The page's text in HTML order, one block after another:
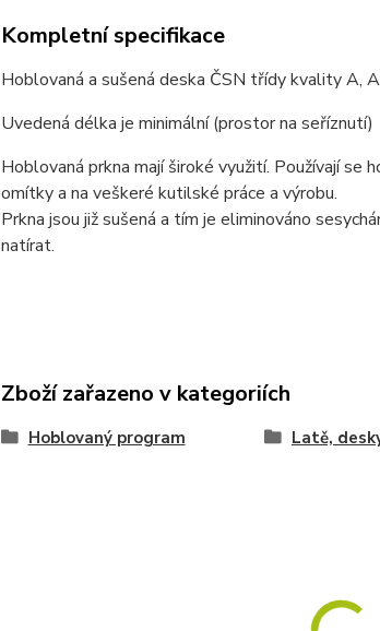
Kompletní specifikace
Hoblovaná a sušená deska ČSN třídy kvality A,
Uvedená délka je minimální (prostor na seříznutí)
Hoblovaná prkna mají široké využití. Používají
omítky a na veškeré kutilské práce a výrobu.
Prkna jsou již sušená a tím je eliminováno
natírat.
Zboží zařazeno v kategoriích
Hoblovaný program Latě,